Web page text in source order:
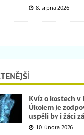
8. srpna 2026
Kvíz o kostech
Úkolem je
uspěli by i žáci
10. února 2026